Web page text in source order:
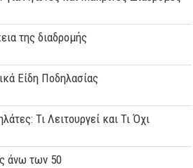
της διαδρομής
Είδη Ποδηλασίας
Τι Λειτουργεί και Τι Όχι
άνω των 50